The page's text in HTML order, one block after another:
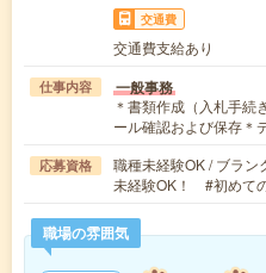
交通費
交通費支給あり
仕事内容 一般事務
＊書類作成（入札手続
ール確認および保存
応募資格
職種未経験OK / ブラン
未経験OK！ #初めて
職場の雰囲気